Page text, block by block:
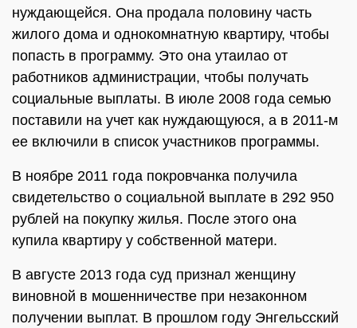
нуждающейся. Она продала половину часть
жилого дома и однокомнатную квартиру, чтобы
попасть в программу. Это она утаилао от
работников администрации, чтобы получать
социальные выплаты. В июле 2008 года семью
поставили на учет как нуждающуюся, а в 2011-м
ее включили в список участников программы.
В ноябре 2011 года покровчанка получила
свидетельство о социальной выплате в 292 950
рублей на покупку жилья. После этого она
купила квартиру у собственной матери.
В августе 2013 года суд признал женщину
виновной в мошенничестве при незаконном
получении выплат. В прошлом году Энгельсский